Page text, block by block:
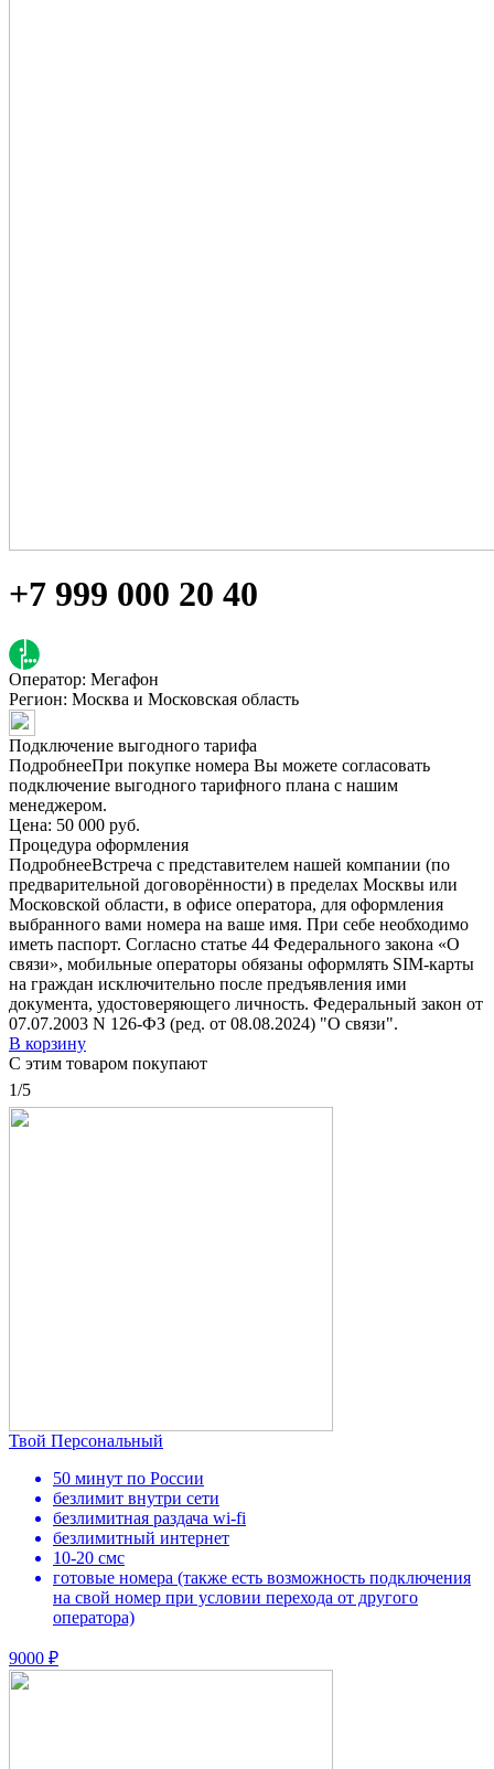
+7 999 000 20 40
Оператор: Мегафон
Регион: Москва и Московская область
Подключение выгодного тарифа
ПодробнееПри покупке номера Вы можете согласовать
подключение выгодного тарифного плана с нашим
менеджером.
Цена: 50 000 руб.
Процедура оформления
ПодробнееВстреча с представителем нашей компании (по
предварительной договорённости) в пределах Москвы или
Московской области, в офисе оператора, для оформления
выбранного вами номера на ваше имя. При себе необходимо
иметь паспорт. Согласно статье 44 Федерального закона «О
связи», мобильные операторы обязаны оформлять SIM-карты
на граждан исключительно после предъявления ими
документа, удостоверяющего личность. Федеральный закон от
07.07.2003 N 126-ФЗ (ред. от 08.08.2024) "О связи".
В корзину
С этим товаром покупают
1/5
Твой Персональный
50 минут по России
безлимит внутри сети
безлимитная раздача wi-fi
безлимитный интернет
10-20 смс
готовые номера (также есть возможность подключения
на свой номер при условии перехода от другого
оператора)
9000 ₽